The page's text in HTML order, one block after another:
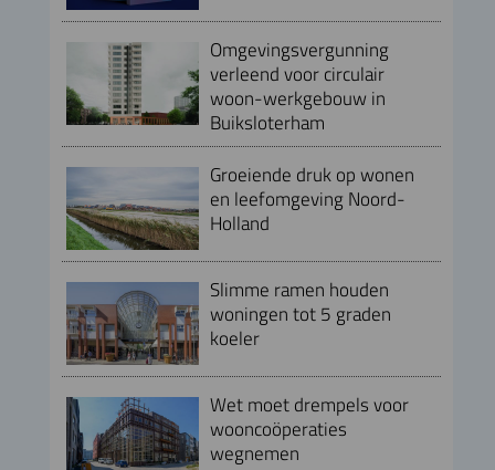
Omgevingsvergunning
verleend voor circulair
woon-werkgebouw in
Buiksloterham
Groeiende druk op wonen
en leefomgeving Noord-
Holland
Slimme ramen houden
woningen tot 5 graden
koeler
Wet moet drempels voor
wooncoöperaties
wegnemen